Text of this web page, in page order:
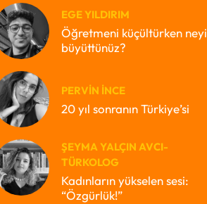
EGE YILDIRIM
Öğretmeni küçültürken neyi
büyüttünüz?
PERVIN İNCE
20 yıl sonranın Türkiye’si
ŞEYMA YALÇIN AVCI-
TÜRKOLOG
Kadınların yükselen sesi:
“Özgürlük!”